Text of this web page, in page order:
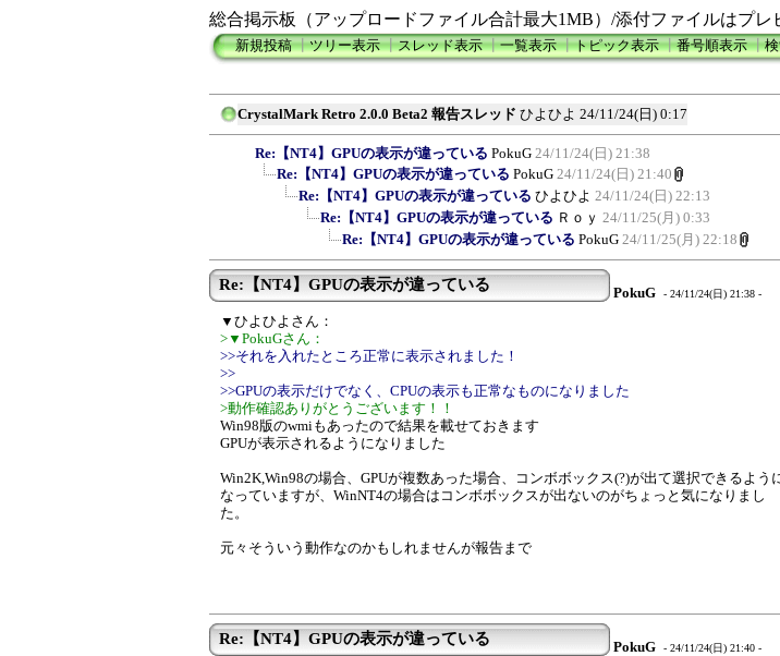
総合掲示板（アップロードファイル合計最大1MB）/添付ファイルはプレ
新規投稿┃ツリー表示┃スレッド表示┃一覧表示┃トピック表示┃番号順表示┃
CrystalMark Retro 2.0.0 Beta2 報告スレッド ひよひよ 24/11/24(日) 0:17
Re:【NT4】GPUの表示が違っている PokuG 24/11/24(日) 21:38
Re:【NT4】GPUの表示が違っている PokuG 24/11/24(日) 21:40
Re:【NT4】GPUの表示が違っている ひよひよ 24/11/24(日) 22:13
Re:【NT4】GPUの表示が違っている Ｒｏｙ 24/11/25(月) 0:33
Re:【NT4】GPUの表示が違っている PokuG 24/11/25(月) 22:18
Re:【NT4】GPUの表示が違っている PokuG - 24/11/24(日) 21:38 -
▼ひよひよさん：
>▼PokuGさん：
>>それを入れたところ正常に表示されました！
>>
>>GPUの表示だけでなく、CPUの表示も正常なものになりました
>動作確認ありがとうございます！！
Win98版のwmiもあったので結果を載せておきます
GPUが表示されるようになりました
Win2K,Win98の場合、GPUが複数あった場合、コンボボックス(?)が出て選択できるよう
なっていますが、WinNT4の場合はコンボボックスが出ないのがちょっと気になりまし
た。
元々そういう動作なのかもしれませんが報告まで
Re:【NT4】GPUの表示が違っている PokuG - 24/11/24(日) 21:40 -